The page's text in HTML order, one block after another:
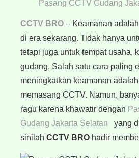
Pasang CCTV Gudang
CCTV BRO – Keamanan
di era sekarang. Tidak hanya
tetapi juga untuk tempat usaha,
gudang. Salah satu cara paling
meningkatkan keamanan
memasang CCTV. Namun,
ragu karena khawatir dengan
Gudang Jakarta Selatan
yang
sinilah CCTV BRO hadir